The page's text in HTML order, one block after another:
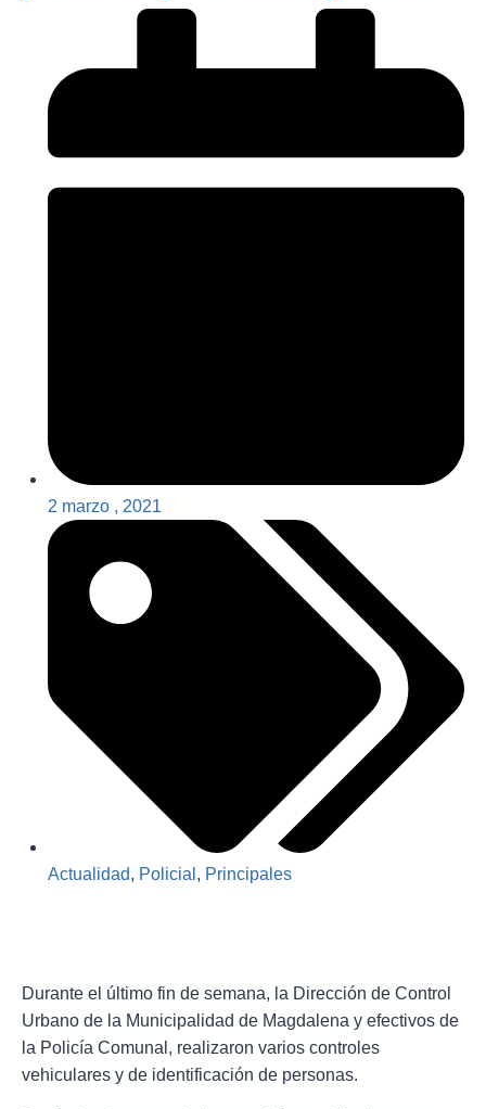
2 marzo , 2021
Actualidad, Policial , Principales
Durante el último fin de semana, la Dirección de Control
Urbano de la Municipalidad de Magdalena y efectivos de
la Policía Comunal, realizaron varios controles
vehiculares y de identificación de personas.